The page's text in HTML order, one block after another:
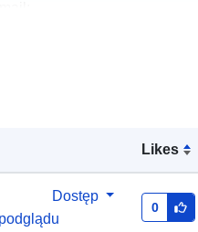
Likes
Dostęp
0
- Statistics Belgium)
https://statbel.fgov.be/de